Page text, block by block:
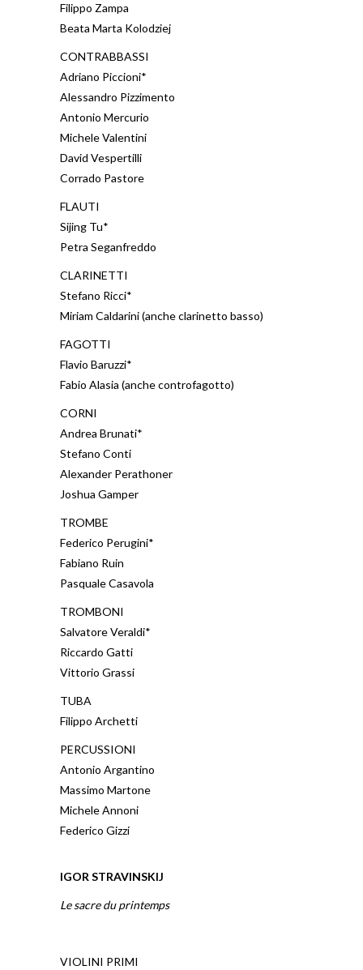
Filippo Zampa
Beata Marta Kolodziej
CONTRABBASSI
Adriano Piccioni*
Alessandro Pizzimento
Antonio Mercurio
Michele Valentini
David Vespertilli
Corrado Pastore
FLAUTI
Sijing Tu*
Petra Seganfreddo
CLARINETTI
Stefano Ricci*
Miriam Caldarini (anche clarinetto basso)
FAGOTTI
Flavio Baruzzi*
Fabio Alasia (anche controfagotto)
CORNI
Andrea Brunati*
Stefano Conti
Alexander Perathoner
Joshua Gamper
TROMBE
Federico Perugini*
Fabiano Ruin
Pasquale Casavola
TROMBONI
Salvatore Veraldi*
Riccardo Gatti
Vittorio Grassi
TUBA
Filippo Archetti
PERCUSSIONI
Antonio Argantino
Massimo Martone
Michele Annoni
Federico Gizzi
IGOR STRAVINSKIJ
Le sacre du printemps
VIOLINI PRIMI